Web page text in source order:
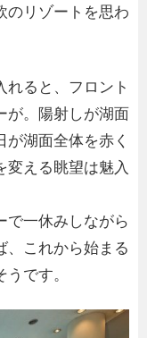
のリゾートを思わ
れると、フロント
が。陽射しが湖面
湖面全体を赤く
変える眺望は魅入
で一休みしながら
、これから始まる
です。